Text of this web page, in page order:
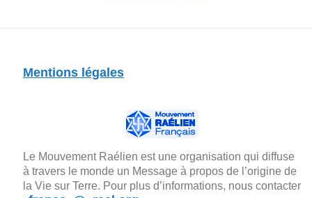
Mentions légales
Le Mouvement Raélien est une organisation qui diffuse
à travers le monde un Message à propos de l’origine de
la Vie sur Terre. Pour plus d’informations, nous contacter